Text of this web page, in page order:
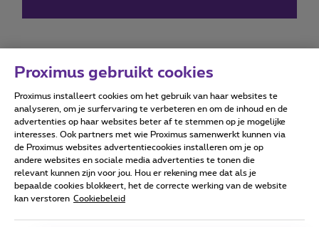
Forumvoorwaarden Accessibility statement
Alle rechten voorbehouden. © Proximus
Algemene voorwaarden, consumenteninfo
Proximus gebruikt cookies
Proximus installeert cookies om het gebruik van haar websites te
analyseren, om je surfervaring te verbeteren en om de inhoud en de
advertenties op haar websites beter af te stemmen op je mogelijke
interesses. Ook partners met wie Proximus samenwerkt kunnen via
de Proximus websites advertentiecookies installeren om je op
andere websites en sociale media advertenties te tonen die
relevant kunnen zijn voor jou. Hou er rekening mee dat als je
bepaalde cookies blokkeert, het de correcte werking van de website
kan verstoren Cookiebeleid